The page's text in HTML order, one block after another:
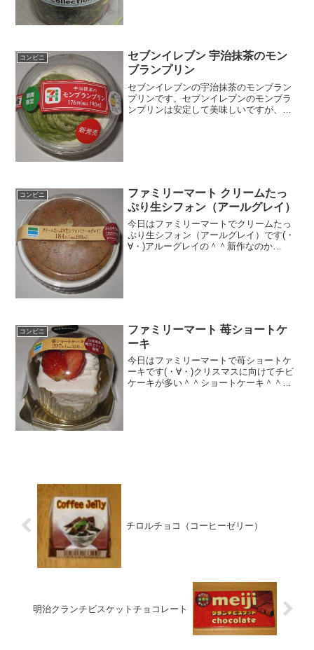
コンビニ
セブンイレブン 宇治抹茶のモン
ブランプリン
セブンイレブンの宇治抹茶のモンブラン
プリンです。セブンイレブンのモンブラ
ンプリンは安定して美味しいですが、今
コンビニ
ファミリーマート クリームたっ
ぷり生シフォン（アールグレイ）
今日はファミリーマートでクリームたっ
ぷり生シフォン（アールグレイ）です(・
∀・)アルーグレイの＾＾新作なのか
コンビニ
ファミリーマート 苺ショートケ
ーキ
今日はファミリーマートで苺ショートケ
ーキです(・∀・)クリスマスに向けてチビ
ケーキが多い＾＾ショートケーキ＾＾今
チロルチョコ（コーヒーゼリー）
明治クランチビスケットチョコレート